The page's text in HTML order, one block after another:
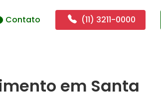
Contato (11) 3211-0000
em Santa